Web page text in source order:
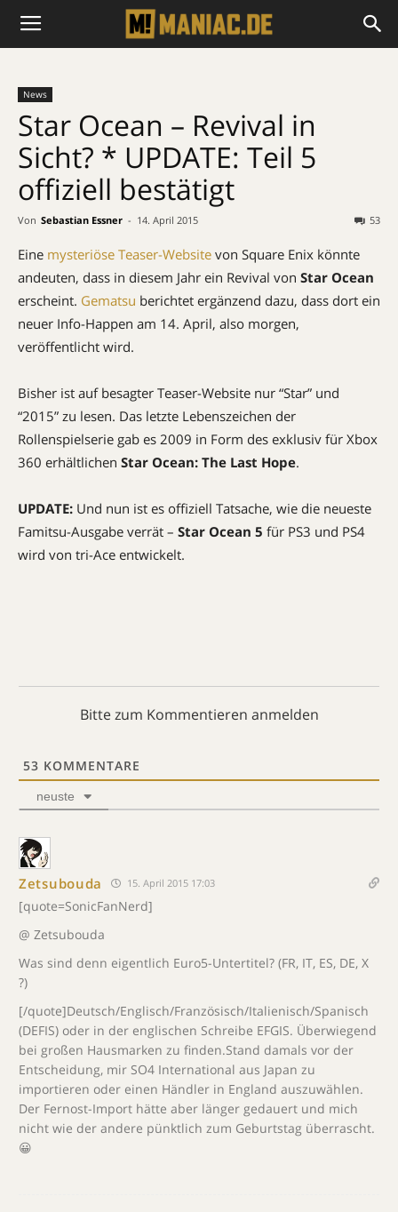
News
Star Ocean – Revival in
Sicht? * UPDATE: Teil 5
offiziell bestätigt
Von Sebastian Essner - 14. April 2015 53
Eine mysteriöse Teaser-Website von Square Enix könnte
andeuten, dass in diesem Jahr ein Revival von Star Ocean
erscheint. Gematsu berichtet ergänzend dazu, dass dort ein
neuer Info-Happen am 14. April, also morgen,
veröffentlicht wird.
Bisher ist auf besagter Teaser-Website nur “Star” und
“2015” zu lesen. Das letzte Lebenszeichen der
Rollenspielserie gab es 2009 in Form des exklusiv für Xbox
360 erhältlichen Star Ocean: The Last Hope.
UPDATE: Und nun ist es offiziell Tatsache, wie die neueste
Famitsu-Ausgabe verrät – Star Ocean 5 für PS3 und PS4
wird von tri-Ace entwickelt.
Bitte zum Kommentieren anmelden
53 KOMMENTARE
neuste
Zetsubouda 15. April 2015 17:03
[quote=SonicFanNerd]
@ Zetsubouda
Was sind denn eigentlich Euro5-Untertitel? (FR, IT, ES, DE, X
?)
[/quote]Deutsch/Englisch/Französisch/Italienisch/Spanisch
(DEFIS) oder in der englischen Schreibe EFGIS. Überwiegend
bei großen Hausmarken zu finden.Stand damals vor der
Entscheidung, mir SO4 International aus Japan zu
importieren oder einen Händler in England auszuwählen.
Der Fernost-Import hätte aber länger gedauert und mich
nicht wie der andere pünktlich zum Geburtstag überrascht.
😀